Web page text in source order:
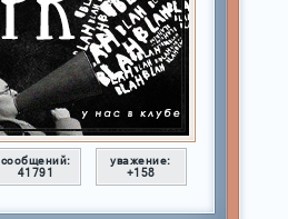
сообщений:
41791
уважение:
+158